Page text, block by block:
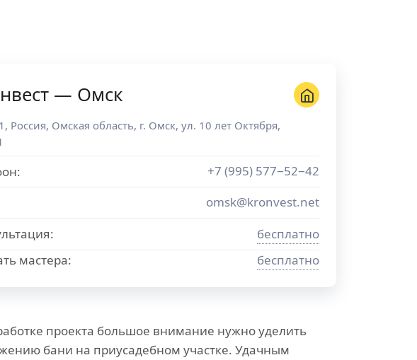
— Омск
, Россия, Омская область, г. Омск, ул. 10 лет Октября,
+7 (995) 577−52−42
omsk@kronvest.net
бесплатно
мастера:
бесплатно
проекта большое внимание нужно уделить
бани на приусадебном участке. Удачным